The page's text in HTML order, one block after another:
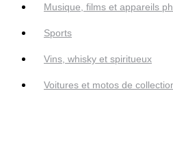
Musique, films et appareils
Sports
Vins, whisky et spiritueux
Voitures et motos de